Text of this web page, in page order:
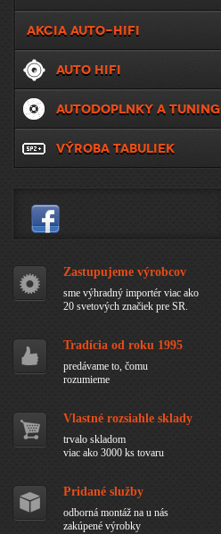
AKCIA AUTO-HIFI
AUTO HIFI
AUTODOPLNKY A TUNING
VÝROBA TABULIEK
Zastupujeme výrobcov
sme výhradný importér viac ako
20 svetových značiek pre SR.
Tradícia od roku 1995
predávame to, čomu
rozumieme
Vlastné rozsiahle sklady
trvalo skladom
viac ako 3000 ks tovaru
Pridané služby
odborná montáž na u nás
zakúpené výrobky